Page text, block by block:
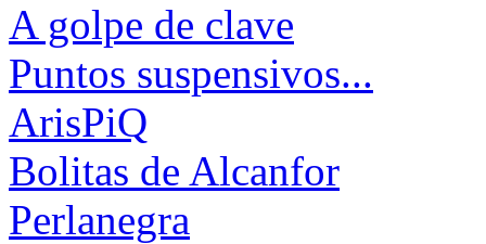
A golpe de clave
Puntos suspensivos...
ArisPiQ
Bolitas de Alcanfor
Perlanegra